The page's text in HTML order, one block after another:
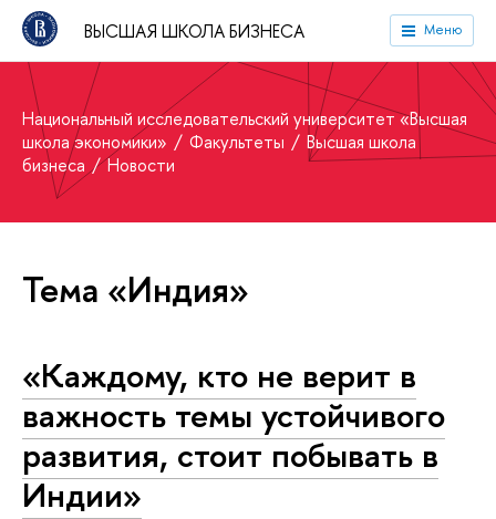
ВЫСШАЯ ШКОЛА БИЗНЕСА Меню
Национальный исследовательский университет «Высшая
школа экономики»
Факультеты
Высшая школа
бизнеса
Новости
Тема «Индия»
«Каждому, кто не верит в
важность темы устойчивого
развития, стоит побывать в
Индии»